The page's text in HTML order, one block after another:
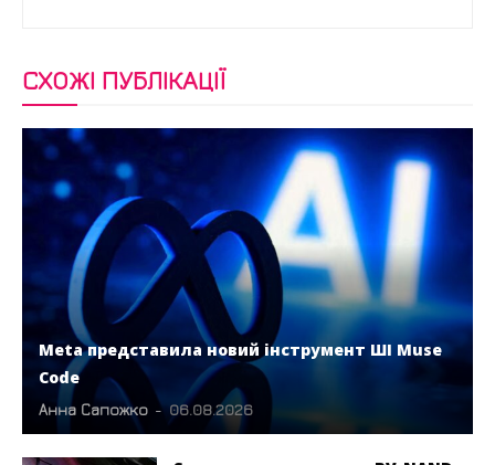
СХОЖІ ПУБЛІКАЦІЇ
Meta представила новий інструмент ШІ Muse
Code
Анна Сапожко - 06.08.2026